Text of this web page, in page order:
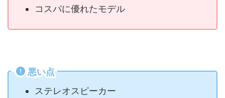
コスパに優れたモデル
悪い点
ステレオスピーカー